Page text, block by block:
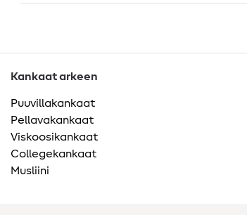
Kankaat arkeen
Puuvillakankaat
Pellavakankaat
Viskoosikankaat
Collegekankaat
Musliini